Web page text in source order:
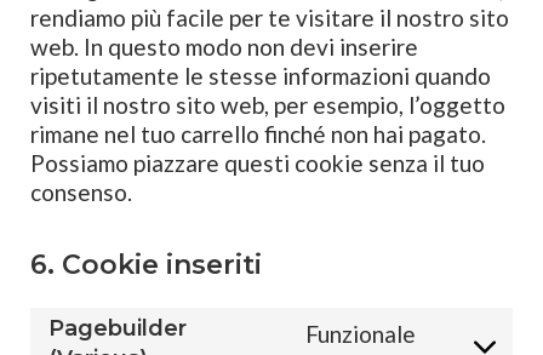
rendiamo più facile per te visitare il nostro sito
web. In questo modo non devi inserire
ripetutamente le stesse informazioni quando
visiti il nostro sito web, per esempio, l’oggetto
rimane nel tuo carrello finché non hai pagato.
Possiamo piazzare questi cookie senza il tuo
consenso.
6. Cookie inseriti
Pagebuilder
Funzionale
Consent